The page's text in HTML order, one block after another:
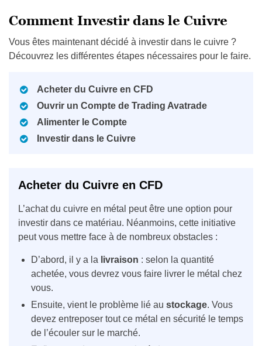
Comment Investir dans le Cuivre
Vous êtes maintenant décidé à investir dans le cuivre ?
Découvrez les différentes étapes nécessaires pour le faire.
Acheter du Cuivre en CFD
Ouvrir un Compte de Trading Avatrade
Alimenter le Compte
Investir dans le Cuivre
Acheter du Cuivre en CFD
L’achat du cuivre en métal peut être une option pour
investir dans ce matériau. Néanmoins, cette initiative
peut vous mettre face à de nombreux obstacles :
D’abord, il y a la livraison : selon la quantité
achetée, vous devrez vous faire livrer le métal chez
vous.
Ensuite, vient le problème lié au stockage. Vous
devez entreposer tout ce métal en sécurité le temps
de l’écouler sur le marché.